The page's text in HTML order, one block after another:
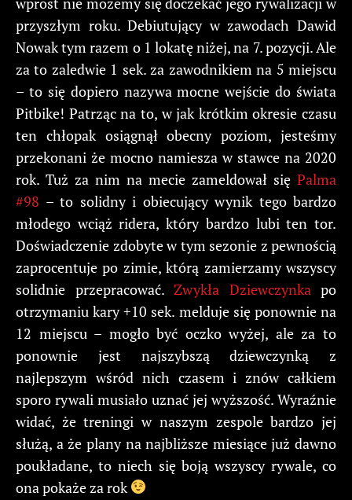
przyszłym roku. Debiutujący w zawodach Dawid
Nowak tym razem o 1 lokatę niżej, na 7. pozycji. Ale
za to zaledwie 1 sek. za zawodnikiem na 5 miejscu
– to się dopiero nazywa mocne wejście do świata
Pitbike! Patrząc na to, w jak krótkim okresie czasu
ten chłopak osiągnął obecny poziom, jesteśmy
przekonani że mocno namiesza w stawce na 2020
rok. Tuż za nim na mecie zameldował się Palma
#98 – to solidny i obiecujący wynik tego bardzo
młodego wciąż ridera, który bardzo lubi ten tor.
Doświadczenie zdobyte w tym sezonie z pewnością
zaprocentuje po zimie, którą zamierzamy wszyscy
solidnie przepracować. Zwykła Dziewczynka po
otrzymaniu kary +10 sek. melduje się ponownie na
12 miejscu – mogło być oczko wyżej, ale za to
ponownie jest najszybszą dziewczynką z
najlepszym wśród nich czasem i znów całkiem
sporo rywali musiało uznać jej wyższość. Wyraźnie
widać, że treningi w naszym zespole bardzo jej
służą, a że plany na najbliższe miesiące już dawno
poukładane, to niech się boją wszyscy rywale, co
ona pokaże za rok